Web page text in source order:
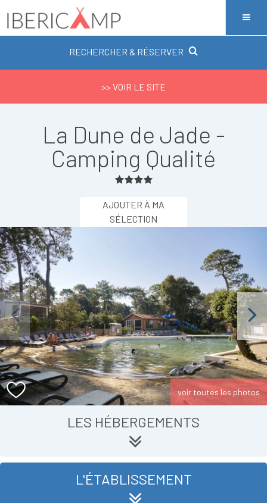
RECHERCHER & RÉSERVER
>> VOIR LE SITE
La Dune de Jade -
Camping Qualité
AJOUTER À MA
SÉLECTION
Next
voir toutes les photos
LES HÉBERGEMENTS
L'ÉTABLISSEMENT